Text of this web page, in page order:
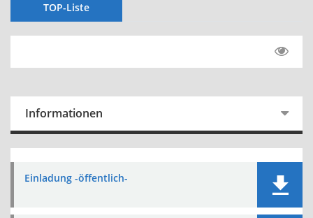
TOP-Liste
Informationen
Einladung -öffentlich-